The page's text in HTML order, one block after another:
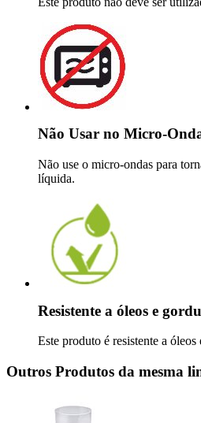
Não Usar no Micro-
Não use o micro-ondas para
líquida.
Resistente a óleos e
Este produto é resistente a óleos
Outros Produtos da mesma